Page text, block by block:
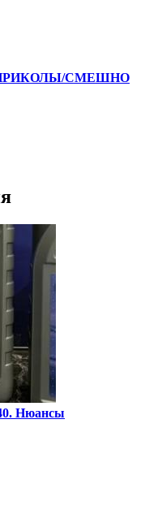
СМЕШНО
Нюансы